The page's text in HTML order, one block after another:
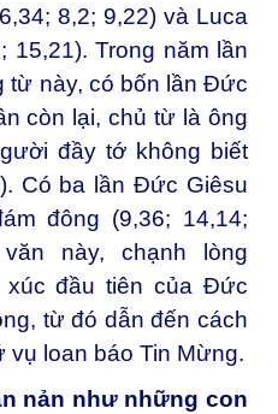
8,2; 9,22) và Luca
15,21). Trong năm lần
từ này, có bốn lần Đức
còn lại, chủ từ là ông
đầy tớ không biết
Có ba lần Đức Giêsu
đông (9,36; 14,14;
này, chạnh lòng
đầu tiên của Đức
từ đó dẫn đến cách
vụ loan báo Tin Mừng.
nản như những con